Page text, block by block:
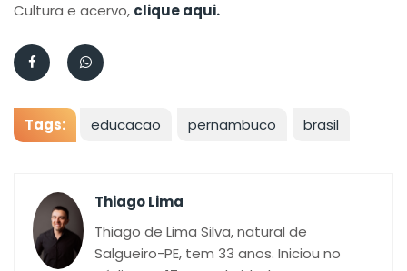
Cultura e acervo, clique aqui.
Tags: educacao pernambuco brasil
Thiago Lima
Thiago de Lima Silva, natural de
Salgueiro-PE, tem 33 anos. Iniciou no